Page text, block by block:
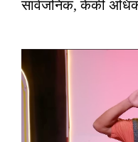
सार्वजनिक, केकी